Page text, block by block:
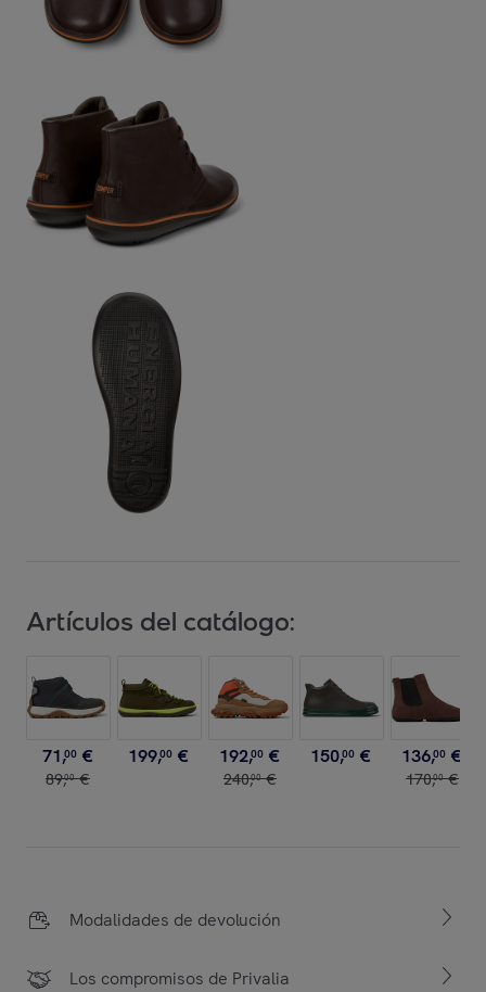
Artículos del catálogo:
71,00 €
89,00 €
199,00 € 192,00 €
240,00 €
150,00 € 136,00 €
170,00 €
Modalidades de devolución
Los compromisos de Privalia